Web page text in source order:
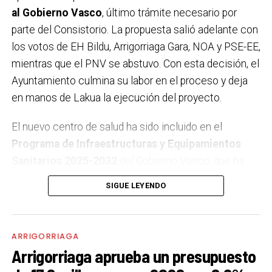
Ayuntamiento considera que la postura ciudadana
queda claramente reforzada.
al Gobierno Vasco, último trámite necesario por
parte del Consistorio. La propuesta salió adelante con
los votos de EH Bildu, Arrigorriaga Gara, NOA y PSE-EE,
mientras que el PNV se abstuvo. Con esta decisión, el
Ayuntamiento culmina su labor en el proceso y deja
en manos de Lakua la ejecución del proyecto.
El nuevo centro de salud ha sido incluido en el
Programa de Infraestructuras y Equipamientos
reservado unapartida en los presupuestos de 2026
para la licitación de la redacción del proyecto y la
dirección de obra, acercando así el inicio de los
largamente demandada por la ciudadanía.
SIGUE LEYENDO
ARRIGORRIAGA
Arrigorriaga aprueba un presupuesto